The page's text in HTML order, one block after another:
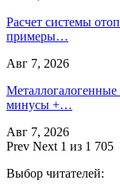
Расчет системы
примеры…
Авг 7, 2026
минусы +…
Авг 7, 2026
Prev Next 1 из 1 705
Выбор читателей: